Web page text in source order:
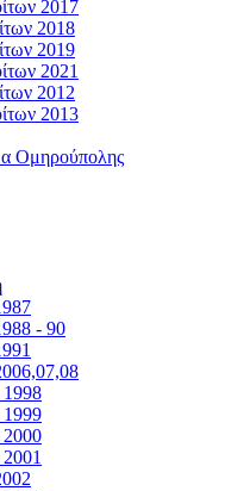
2017
2018
2019
2021
2012
2013
Ομηρούπολης
- 90